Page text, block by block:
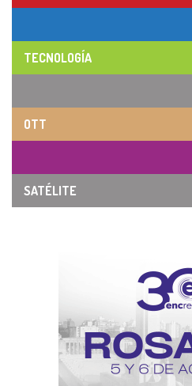
TECNOLOGÍA
OTT
SATÉLITE